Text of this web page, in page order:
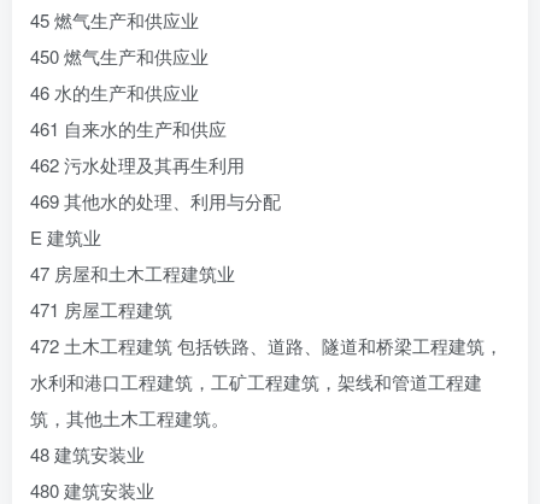
45 燃气生产和供应业
450 燃气生产和供应业
46 水的生产和供应业
461 自来水的生产和供应
462 污水处理及其再生利用
469 其他水的处理、利用与分配
E 建筑业
47 房屋和土木工程建筑业
471 房屋工程建筑
472 土木工程建筑 包括铁路、道路、隧道和桥梁工程建筑，
水利和港口工程建筑，工矿工程建筑，架线和管道工程建
筑，其他土木工程建筑。
48 建筑安装业
480 建筑安装业